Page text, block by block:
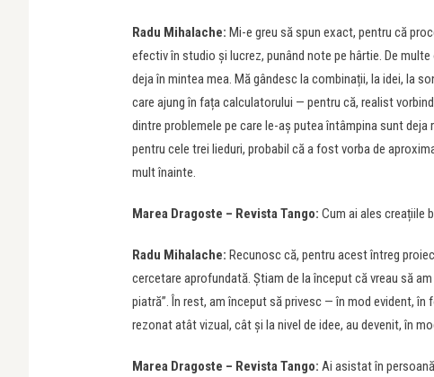
Radu Mihalache: Mi-e greu să spun exact, pentru că
efectiv în studio și lucrez, punând note pe hârtie. De
deja în mintea mea. Mă gândesc la combinații, la idei, la
care ajung în fața calculatorului — pentru că, realist
dintre problemele pe care le-aș putea întâmpina sunt
pentru cele trei lieduri, probabil că a fost vorba de
mult înainte.
Marea Dragoste – Revista Tango: Cum ai ales creațiile
Radu Mihalache: Recunosc că, pentru acest întreg
cercetare aprofundată. Știam de la început că vreau să
piatră”. În rest, am început să privesc — în mod evident,
rezonat atât vizual, cât și la nivel de idee, au devenit, în
Marea Dragoste – Revista Tango: Ai asistat în